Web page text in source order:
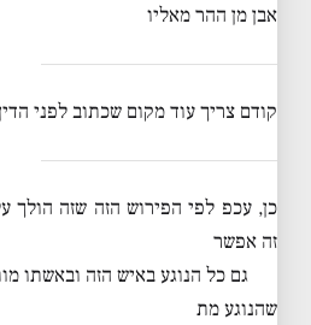
אבן מן ההר מאליו
קודם צריך עוד מקום שכתוב לפני
כן, עכפ לפי הפירוש הזה שזה הולך
זה אפשר
גם כל הנוגע באיש הזה ובאשתו
שהנוגע מת